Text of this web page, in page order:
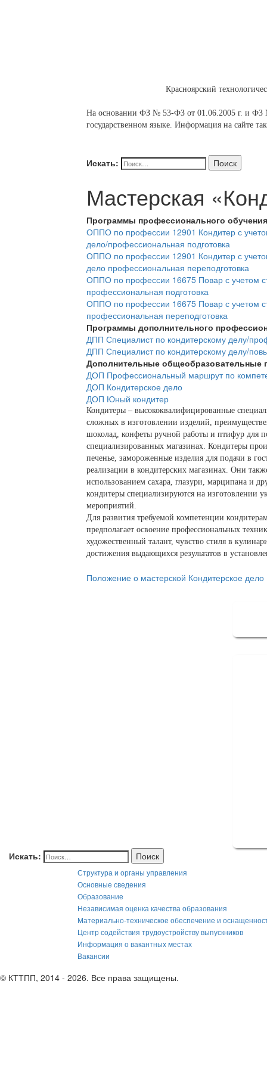
Красноярский
На основании ФЗ № 53-ФЗ от 01.06.2005 г. и ФЗ
государственном языке. Информация на сайте
Искать: Поиск
Мастерская
Программы профессионального обучения
ОППО по профессии 12901 Кондитер с
дело/профессиональная подготовка
ОППО по профессии 12901 Кондитер с
дело профессиональная переподготовка
ОППО по профессии 16675 Повар с учетом
профессиональная подготовка
ОППО по профессии 16675 Повар с учетом
профессиональная переподготовка
Программы дополнительного
ДПП Специалист по кондитерскому делу/
ДПП Специалист по кондитерскому делу/
Дополнительные общеобразовательные
ДОП Профессиональный маршрут по
ДОП Кондитерское дело
ДОП Юный кондитер
Кондитеры – высококвалифицированные
сложных в изготовлении изделий,
шоколад, конфеты ручной работы и птифур для
специализированных магазинах. Кондитеры
печенье, замороженные изделия для подачи в
реализации в кондитерских магазинах. Они
использованием сахара, глазури, марципана и
кондитеры специализируются на изготовлении
мероприятий.
Для развития требуемой компетенции
предполагает освоение профессиональных
художественный талант, чувство стиля в
достижения выдающихся результатов в
Положение о мастерской Кондитерское дело
Искать: Поиск
Структура и органы управления
Основные сведения
Образование
Независимая оценка качества образования
Материально-техническое обеспечение и
Центр содействия трудоустройству выпускников
Информация о вакантных местах
Вакансии
© КТТПП, 2014 - 2026. Все права защищены.